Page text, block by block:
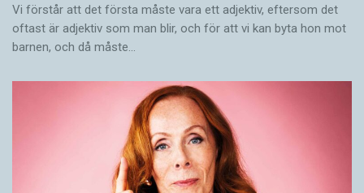
Vi förstår att det första måste vara ett adjektiv, eftersom det
oftast är adjektiv som man blir, och för att vi kan byta hon mot
barnen, och då måste…